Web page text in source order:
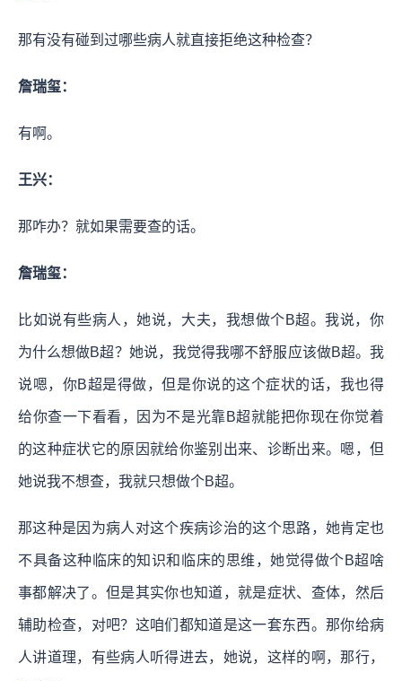
那有没有碰到过哪些病人就直接拒绝这种检查？
詹瑞玺：
有啊。
王兴：
那咋办？就如果需要查的话。
詹瑞玺：
比如说有些病人，她说，大夫，我想做个B超。我说，你
为什么想做B超？她说，我觉得我哪不舒服应该做B超。我
说嗯，你B超是得做，但是你说的这个症状的话，我也得
给你查一下看看，因为不是光靠B超就能把你现在你觉着
的这种症状它的原因就给你鉴别出来、诊断出来。嗯，但
她说我不想查，我就只想做个B超。
那这种是因为病人对这个疾病诊治的这个思路，她肯定也
不具备这种临床的知识和临床的思维，她觉得做个B超啥
事都解决了。但是其实你也知道，就是症状、查体，然后
辅助检查，对吧？这咱们都知道是这一套东西。那你给病
人讲道理，有些病人听得进去，她说，这样的啊，那行，